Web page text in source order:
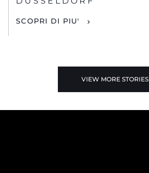
SCOPRI DI PIU'
VIEW MORE STORIES